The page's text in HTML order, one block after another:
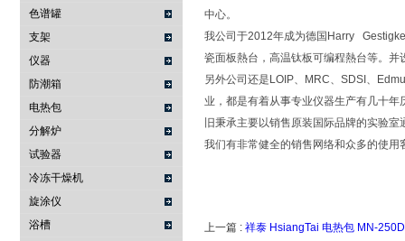
色谱罐
支架
仪器
防潮箱
电热包
分解炉
试验器
冷冻干燥机
旋涂仪
浴槽
中心。
我公司于2012年成为德国Harry
瓷面板熱台，高温钛板可编程熱台等。
另外公司还是LOIP、MRC、SDSI、
业，都是有着从事专业仪器生产有几十
旧秉承主要以销售原装国际品牌的实验
我们有非常健全的销售网络和众多的使
上一篇 : 祥泰 HsiangTai 电热包 MN-250D